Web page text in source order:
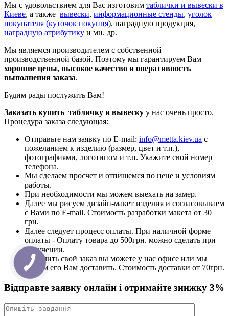
Мы с удовольствием для Вас изготовим таблички и вывески в
Киеве, а также вывески, информационные стенды, уголок
покупателя (куточок покупця), наградную продукция,
наградную атрибутику и мн. др.
Мы являемся производителем с собственной
производственной базой. Поэтому мы гарантируем Вам
хорошие цены, высокое качество и оперативность
выполнения заказа.
Будим рады послужить Вам!
Заказать купить табличку и вывеску у нас очень просто.
Процедура заказа следующая:
Отправьте нам заявку по E-mail: info@metta.kiev.ua с
пожеланием к изделию (размер, цвет и т.п.),
фотографиями, логотипом и т.п. Укажите свой номер
телефона.
Мы сделаем просчет и отпишемся по цене и условиям
работы.
При необходимости мы можем выехать на замер.
Далее мы рисуем дизайн-макет изделия и согласовываем
с Вами по E-mail. Стоимость разработки макета от 30
грн.
Далее следует процесс оплаты. При наличной форме
оплаты - Оплату товара до 500грн. можно сделать при
получении.
Получить свой заказ вы можете у нас офисе или мы
можем его Вам доставить. Стоимость доставки от 70грн.
Відправте заявку онлайн і отримайте знижку 3%